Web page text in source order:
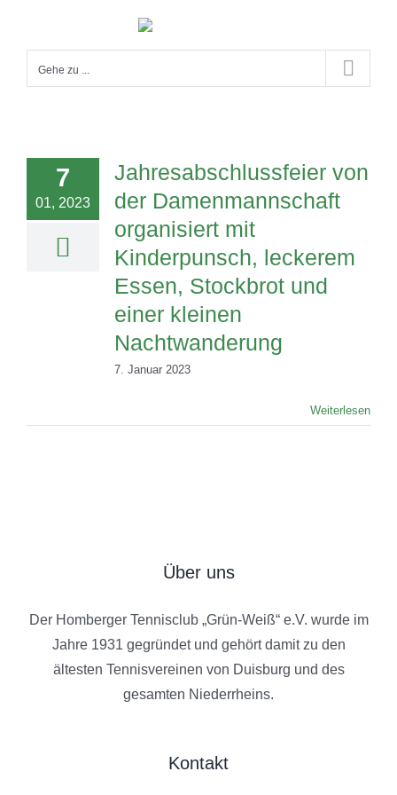
Gehe zu ...
7
01, 2023
Jahresabschlussfeier von
der Damenmannschaft
organisiert mit
Kinderpunsch, leckerem
Essen, Stockbrot und
einer kleinen
Nachtwanderung
7. Januar 2023
Weiterlesen
Über uns
Der Homberger Tennisclub „Grün-Weiß“ e.V. wurde im
Jahre 1931 gegründet und gehört damit zu den
ältesten Tennisvereinen von Duisburg und des
gesamten Niederrheins.
Kontakt